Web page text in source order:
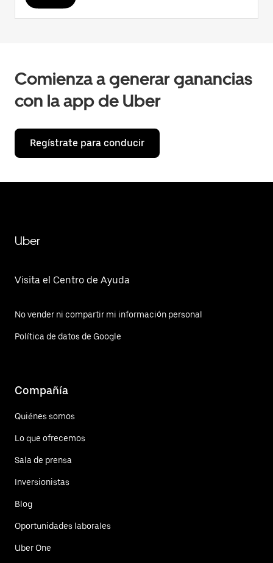
Comienza a generar ganancias
con la app de Uber
Regístrate para conducir
Uber
Visita el Centro de Ayuda
No vender ni compartir mi información personal
Política de datos de Google
Compañía
Quiénes somos
Lo que ofrecemos
Sala de prensa
Inversionistas
Blog
Oportunidades laborales
Uber One